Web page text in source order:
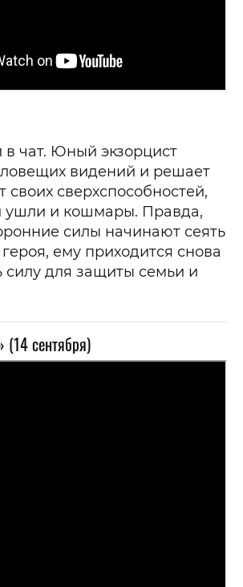
чат. Юный экзорцист
видений и решает
своих сверхспособностей,
ушли и кошмары. Правда,
силы начинают сеять
ему приходится снова
силу для защиты семьи и
сентября)